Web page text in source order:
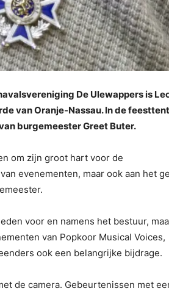
De Ulewappers is
van Oranje-Nassau. In de
burgemeester Greet Buter.
om zijn groot hart voor de
evenementen, maar ook aan het
voor en namens het bestuur,
van Popkoor Musical Voices,
ook een belangrijke bijdrage.
de camera. Gebeurtenissen met